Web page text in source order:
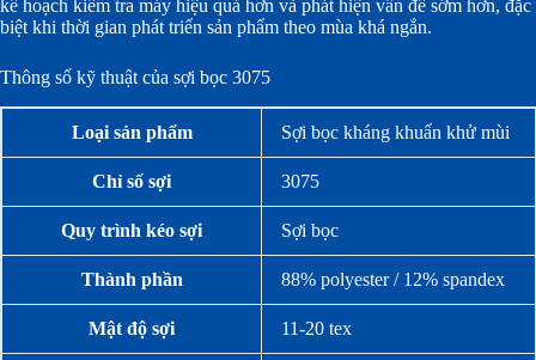
kế hoạch kiểm tra máy hiệu quả hơn và phát hiện vấn đề sớm hơn, đặc
biệt khi thời gian phát triển sản phẩm theo mùa khá ngắn.
Thông số kỹ thuật của sợi bọc 3075
Loại sản phẩm Sợi bọc kháng khuẩn khử mùi
Chỉ số sợi 3075
Quy trình kéo sợi Sợi bọc
Thành phần 88% polyester / 12% spandex
Mật độ sợi 11-20 tex